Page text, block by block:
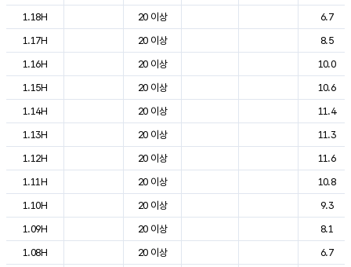
1.18H
20 이상
6.7
1.17H
20 이상
8.5
1.16H
20 이상
10.0
1.15H
20 이상
10.6
1.14H
20 이상
11.4
1.13H
20 이상
11.3
1.12H
20 이상
11.6
1.11H
20 이상
10.8
1.10H
20 이상
9.3
1.09H
20 이상
8.1
1.08H
20 이상
6.7